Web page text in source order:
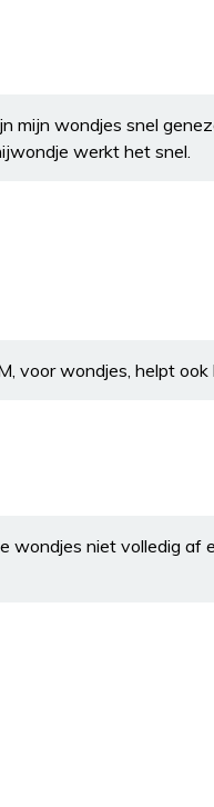
mijn wondjes snel
werkt het snel.
voor wondjes, helpt
wondjes niet volledig af